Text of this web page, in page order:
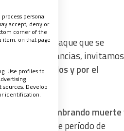
por un ataque que se
circunstancias,
de los heridos y por el
siguen sembrando muerte
durante este período de
personal
accept, deny or
corner of the
on that page
Use profiles to
Develop
identification.